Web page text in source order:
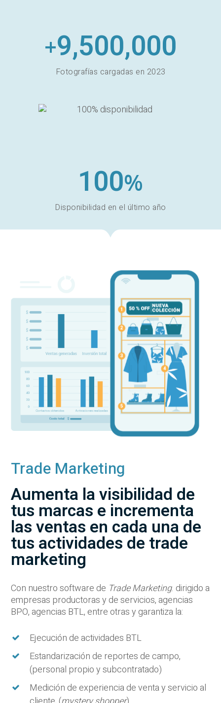
+9,500,000
Fotografías cargadas en 2023
100%
Disponibilidad en el último año
Trade Marketing
Aumenta la visibilidad de
tus marcas e incrementa
las ventas en cada una de
tus actividades de trade
marketing
Con nuestro software de Trade Marketing. dirigido a
empresas productoras y de servicios, agencias
BPO, agencias BTL, entre otras y garantiza la:
Ejecución de actividades BTL
Estandarización de reportes de campo,
(personal propio y subcontratado)
Medición de experiencia de venta y servicio al